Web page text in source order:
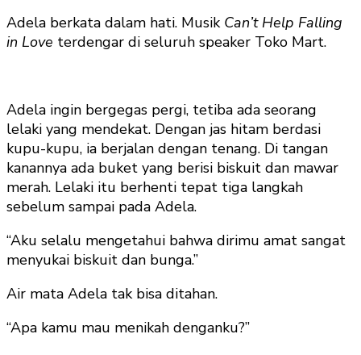
Adela berkata dalam hati. Musik Can’t Help Falling
in Love terdengar di seluruh speaker Toko Mart.
Adela ingin bergegas pergi, tetiba ada seorang
lelaki yang mendekat. Dengan jas hitam berdasi
kupu-kupu, ia berjalan dengan tenang. Di tangan
kanannya ada buket yang berisi biskuit dan mawar
merah. Lelaki itu berhenti tepat tiga langkah
sebelum sampai pada Adela.
“Aku selalu mengetahui bahwa dirimu amat sangat
menyukai biskuit dan bunga.”
Air mata Adela tak bisa ditahan.
“Apa kamu mau menikah denganku?”